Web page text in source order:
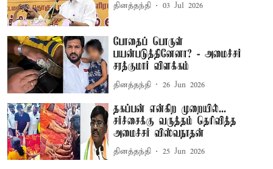
தினத்தந்தி 03 Jul 2026
போதைப் பொருள்
பயன்படுத்தினேனா? - அமைச்சர்
சரத்குமார் விளக்கம்
தினத்தந்தி 26 Jun 2026
தகப்பன் என்கிற முறையில்...
சர்ச்சைக்கு வருத்தம் தெரிவித்த
அமைச்சர் விஸ்வநாதன்
தினத்தந்தி 25 Jun 2026